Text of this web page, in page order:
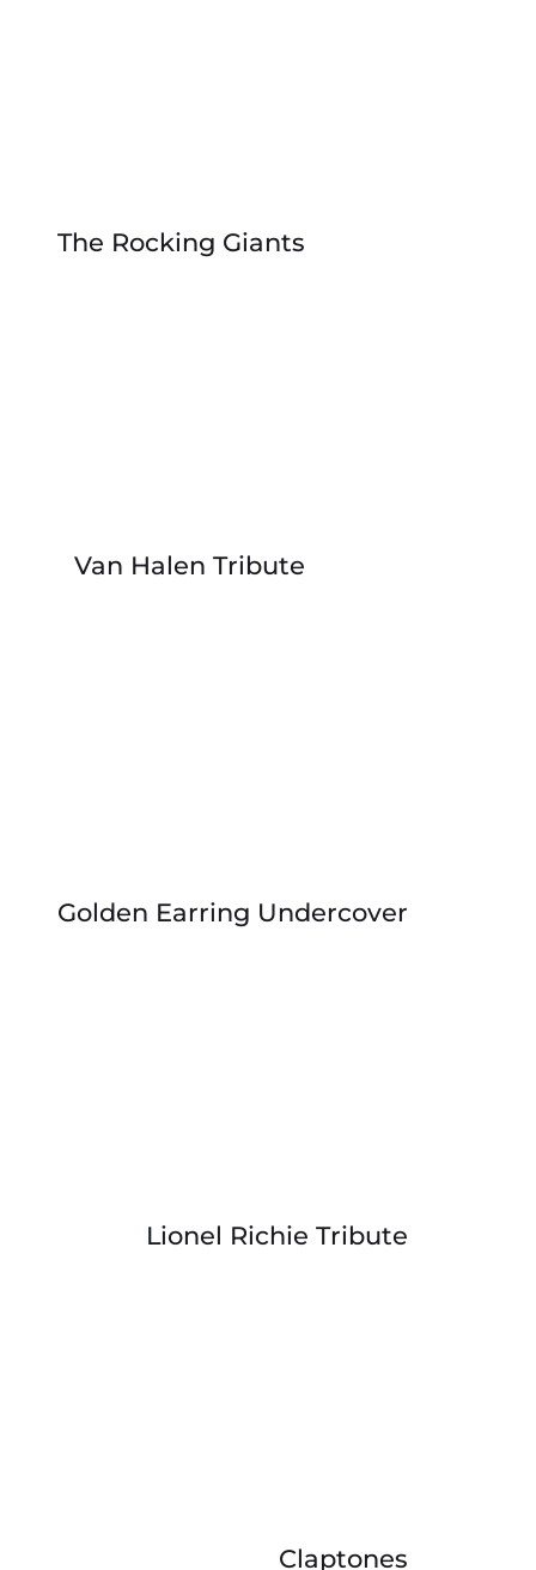
The Rocking Giants
Van Halen Tribute
Golden Earring Undercover
Lionel Richie Tribute
Claptones